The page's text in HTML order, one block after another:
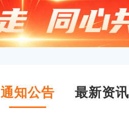
通知公告 最新资讯